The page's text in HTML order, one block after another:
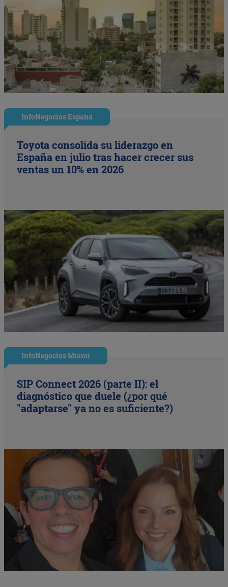
InfoNegocios España
Toyota consolida su liderazgo en
España en julio tras hacer crecer sus
ventas un 10% en 2026
InfoNegocios Miami
SIP Connect 2026 (parte II): el
diagnóstico que duele (¿por qué
"adaptarse" ya no es suficiente?)